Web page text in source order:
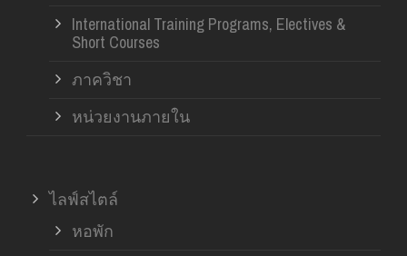
International Training Programs, Electives &
Short Courses
ภาควิชา
หน่วยงานภายใน
ไลฟ์สไตล์
หอพัก